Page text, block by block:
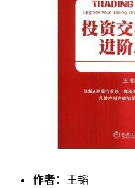
作者： 王韬